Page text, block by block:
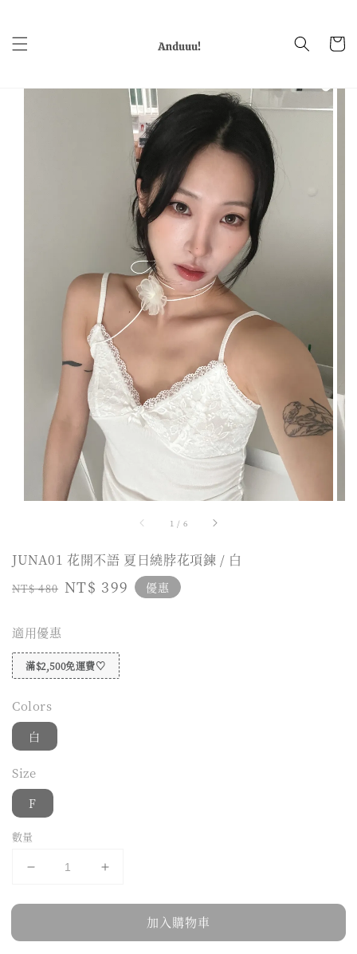
1 / 6
JUNA01 花開不語 夏日繞脖花項鍊 / 白
Regular
NT$ 480 Sale
NT$ 399 優惠
適用優惠
滿$2,500免運費♡
Colors
白
Size
F
數量
加入購物車